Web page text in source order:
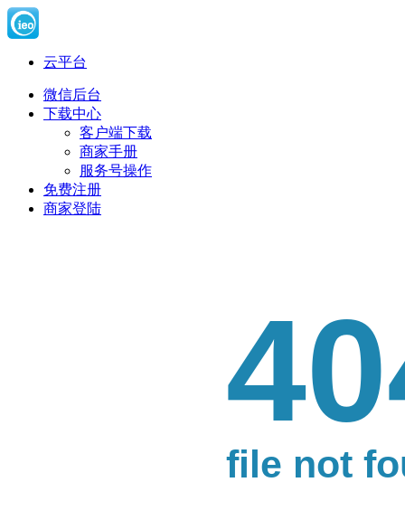
云平台
微信后台
下载中心
客户端下载
商家手册
服务号操作
免费注册
商家登陆
file not